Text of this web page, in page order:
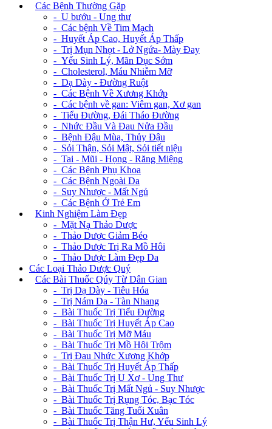
Các Bệnh Thường Gặp
- U bướu - Ung thư
- Các bệnh Về Tim Mạch
- Huyết Áp Cao, Huyết Áp Thấp
- Trị Mụn Nhọt - Lở Ngứa- Mày Đay
- Yếu Sinh Lý, Mãn Dục Sớm
- Cholesterol, Máu Nhiễm Mỡ
- Dạ Dày - Đường Ruột
- Các Bệnh Về Xương Khớp
- Các bệnh về gan: Viêm gan, Xơ gan
- Tiểu Đường, Đái Tháo Đường
- Nhức Đầu Và Đau Nửa Đầu
- Bệnh Đậu Mùa, Thủy Đậu
- Sỏi Thận, Sỏi Mật, Sỏi tiết niệu
- Tai - Mũi - Họng - Răng Miệng
- Các Bệnh Phụ Khoa
- Các Bệnh Ngoài Da
- Suy Nhược - Mất Ngủ
- Các Bệnh Ở Trẻ Em
Kinh Nghiệm Làm Đẹp
- Mặt Nạ Thảo Dược
- Thảo Dược Giảm Béo
- Thảo Dược Trị Ra Mồ Hôi
- Thảo Dược Làm Đẹp Da
Các Loại Thảo Dược Quý
Các Bài Thuốc Qúy Từ Dân Gian
- Trị Dạ Dày - Tiêu Hóa
- Trị Nám Da - Tàn Nhang
- Bài Thuốc Trị Tiểu Đường
- Bài Thuốc Trị Huyết Áp Cao
- Bài Thuốc Trị Mỡ Máu
- Bài Thuốc Trị Mồ Hôi Trộm
- Trị Đau Nhức Xương Khớp
- Bài Thuốc Trị Huyết Áp Thấp
- Bài Thuốc Trị U Xơ - Ung Thư
- Bài Thuốc Trị Mất Ngủ - Suy Nhược
- Bài Thuốc Trị Rụng Tóc, Bạc Tóc
- Bài Thuốc Tăng Tuổi Xuân
- Bài Thuốc Trị Thận Hư, Yếu Sinh Lý